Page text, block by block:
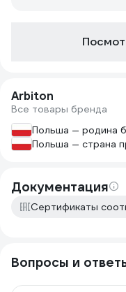
Arbiton
Все товары бренда
Польша — родина
Польша — страна
Документация
Сертификаты
Вопросы и